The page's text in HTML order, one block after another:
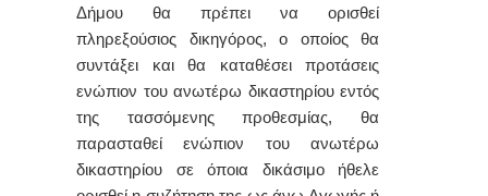
Δήμου θα πρέπει να ορισθεί
πληρεξούσιος δικηγόρος, ο οποίος θα
συντάξει και θα καταθέσει προτάσεις
ενώπιον του ανωτέρω δικαστηρίου εντός
της τασσόμενης προθεσμίας, θα
παρασταθεί ενώπιον του ανωτέρω
δικαστηρίου σε όποια δικάσιμο ήθελε